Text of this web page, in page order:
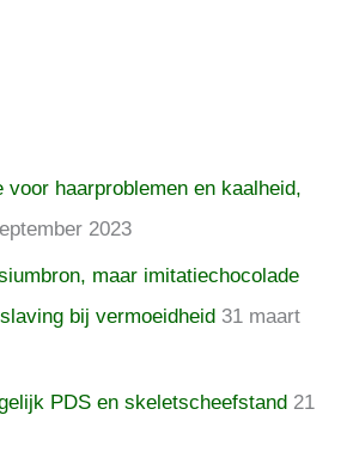
voor haarproblemen en kaalheid,
2023
maar imitatiechocolade
bij vermoeidheid 31 maart
PDS en skeletscheefstand 21